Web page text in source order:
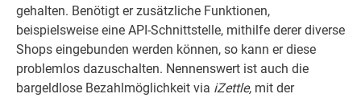
gehalten. Benötigt er zusätzliche Funktionen,
beispielsweise eine API-Schnittstelle, mithilfe derer diverse
Shops eingebunden werden können, so kann er diese
problemlos dazuschalten. Nennenswert ist auch die
bargeldlose Bezahlmöglichkeit via iZettle, mit der